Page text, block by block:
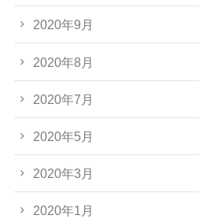
2020年9月
2020年8月
2020年7月
2020年5月
2020年3月
2020年1月